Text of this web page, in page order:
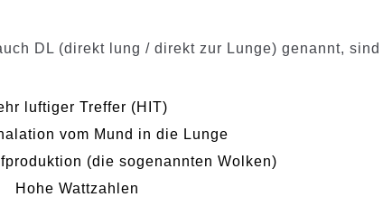
DL (direkt lung / direkt zur Lunge) genannt, sind
luftiger Treffer (HIT)
vom Mund in die Lunge
(die sogenannten Wolken)
Hohe Wattzahlen